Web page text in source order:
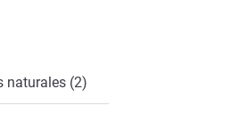
naturales (2)